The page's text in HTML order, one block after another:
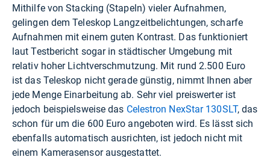
Mithilfe von Stacking (Stapeln) vieler Aufnahmen,
gelingen dem Teleskop Langzeitbelichtungen, scharfe
Aufnahmen mit einem guten Kontrast. Das funktioniert
laut Testbericht sogar in städtischer Umgebung mit
relativ hoher Lichtverschmutzung. Mit rund 2.500 Euro
ist das Teleskop nicht gerade günstig, nimmt Ihnen aber
jede Menge Einarbeitung ab. Sehr viel preiswerter ist
jedoch beispielsweise das Celestron NexStar 130SLT, das
schon für um die 600 Euro angeboten wird. Es lässt sich
ebenfalls automatisch ausrichten, ist jedoch nicht mit
einem Kamerasensor ausgestattet.